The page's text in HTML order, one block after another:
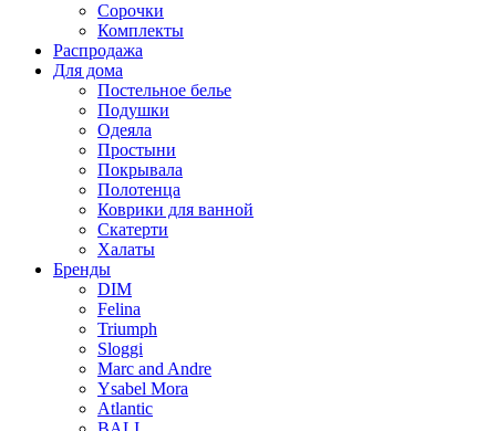
Сорочки
Комплекты
Распродажа
Для дома
Постельное белье
Подушки
Одеяла
Простыни
Покрывала
Полотенца
Коврики для ванной
Скатерти
Халаты
Бренды
DIM
Felina
Triumph
Sloggi
Marc and Andre
Ysabel Mora
Atlantic